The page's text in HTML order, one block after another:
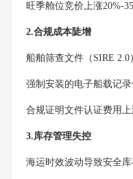
旺季舱位竞价上涨20%-
2.合规成本陡增
船舶筛查文件（SIRE
强制安装的电子船载记
合规证明文件认证费用
3.库存管理失控
海运时效波动导致安全